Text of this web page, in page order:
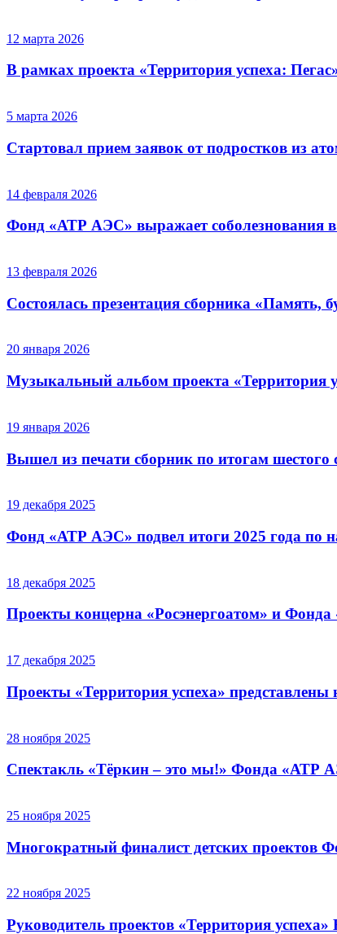
12 марта 2026
В рамках проекта «Территория успеха:
5 марта 2026
Стартовал прием заявок от подростков из
14 февраля 2026
Фонд «АТР АЭС» выражает соболезнования в
13 февраля 2026
Состоялась презентация сборника «Память,
20 января 2026
Музыкальный альбом проекта «Территория
19 января 2026
Вышел из печати сборник по итогам шестого
19 декабря 2025
Фонд «АТР АЭС» подвел итоги 2025 года по
18 декабря 2025
Проекты концерна «Росэнергоатом» и
17 декабря 2025
Проекты «Территория успеха»
28 ноября 2025
Спектакль «Тёркин – это мы!» Фонда «АТР
25 ноября 2025
Многократный финалист детских проектов
22 ноября 2025
Руководитель проектов «Территория